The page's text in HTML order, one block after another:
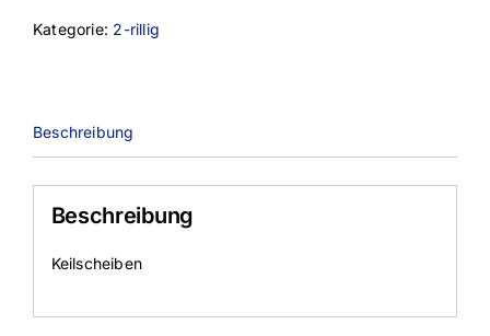
Kategorie: 2-rillig
Beschreibung
Beschreibung
Keilscheiben